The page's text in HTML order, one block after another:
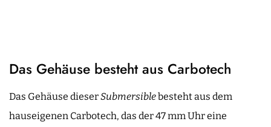
Das Gehäuse besteht aus Carbotech
Das Gehäuse dieserSubmersiblebesteht aus dem
hauseigenen Carbotech, das der 47 mm Uhr eine